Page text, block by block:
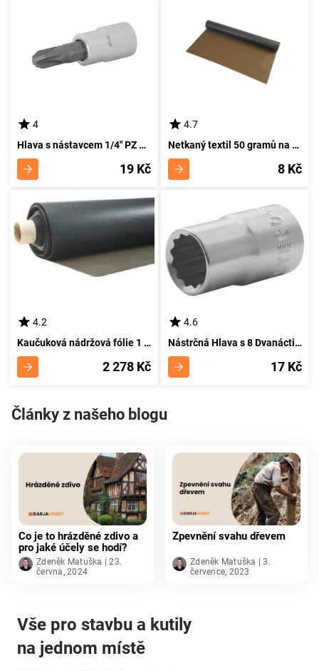
4
Hlava s nástavcem 1/4" PZ 2 pro PROTECO 1413-2 - Zástrčný Nástavec
19 Kč
4.7
Netkaný textil 50 gramů na metr čtvereční - hnědá barva - šířka 160 centimetrů
8 Kč
4.2
Kaučuková nádržová fólie 1 mm | FIRESTONE | EPDM | PondGard | š 7,62 m
2 278 Kč
4.6
Nástrčná Hlava s 8 Dvanáctihranem pro 3/8" Uchycení - PROTECO 388-08
17 Kč
Články z našeho blogu
Co je to hrázděné zdivo a
pro jaké účely se hodí?
Zdeněk Matuška | 23.
června, 2024
Zpevnění svahu dřevem
Zdeněk Matuška | 3.
července, 2023
Vše pro stavbu a kutily
na jednom místě